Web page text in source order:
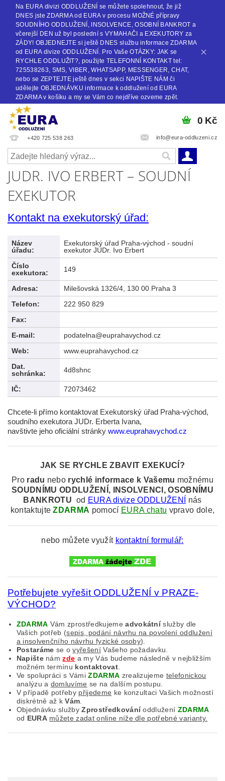
Na EURA divizi ODDLUŽENÍ se můžete spolehnout, že již
DNES jste ZDARMA od EURA v procesu MOŽNÉ přípravy
SOUDNÍHO ODDLUŽENÍ, INSOLVENCE, OSOBNÍ BANKROT a
včerejší DEN už byl poslední s VYMAHAČI a EXEKUTORY za
ZÁDY! OBJEDNEJTE si ještě DNES službu informace ZDARMA
od EURA divize ODDLUŽENÍ. Pro Vaše OTÁZKY: JAK se
RYCHLE ODDLUŽIT?, použijte TELEFONNÍ KONTAKT tel:
725538263, SMS, VIBER, WHATSAPP, MESSENGER, CHAT,
nebo se ZEPTEJTE ještě dnes v sekci NAPIŠTE NÁM či
udělejte OBJEDNÁVKU informace k oddlužení od EURA
ZDARMA v košíku a my se Vám co nejdříve ozveme zpět.
+420 725 538 263 info@eura-oddluzeni.cz
0 Kč
JUDR. IVO ERBERT – SOUDNÍ
EXEKUTOR
Kontakt na exekutorský úřad:
Název
úřadu:
Exekutorský úřad Praha-východ - soudní
exekutor JUDr. Ivo Erbert
Číslo
exekutora:
149
Adresa:
Milešovská 1326/4, 130 00 Praha 3
Telefon:
222 950 829
Fax:
E-mail:
podatelna@euprahavychod.cz
Web:
www.euprahavychod.cz
Dat.
schránka:
4d8shnc
IČ: 72073462
Chcete-li přímo kontaktovat Exekutorský úřad Praha-východ,
soudního exekutora JUDr. Erberta Ivana,
navštivte jeho oficiální stránky www.euprahavychod.cz
JAK SE RYCHLE ZBAVIT EXEKUCÍ?
Pro radu nebo rychlé informace k Vašemu možnému
SOUDNÍMU ODDLUŽENÍ, INSOLVENCI, OSOBNÍMU
BANKROTU od EURA divize ODDLUŽENÍ
nás
kontaktujteZDARMA pomocí EURA chatu vpravo dole,
nebo můžete využít kontaktní formulář:
Potřebujete vyřešit ODDLUŽENÍ v PRAZE-
VÝCHOD?
ZDARMA Vám zprostředkujemeadvokátníslužby dle
Vašich potřeb (sepis, podání návrhu na povolení oddlužení
a insolvenčního návrhu fyzické osoby).
Postaráme se ovyřešeníVašeho požadavku.
Napištenámzde a my Vás budeme následně v nejbližším
možném termínu kontaktovat.
Ve spolupráci s VámiZDARMA zrealizujeme telefonickou
analýzu a domluvíme se na dalším postupu.
V případě potřeby přijedeme ke konzultaci Vašich možností
diskrétně až kVám
Objednávku službyZprostředkováníoddlužení ZDARMA
od EURA můžete zadat online níže dle potřebné varianty.